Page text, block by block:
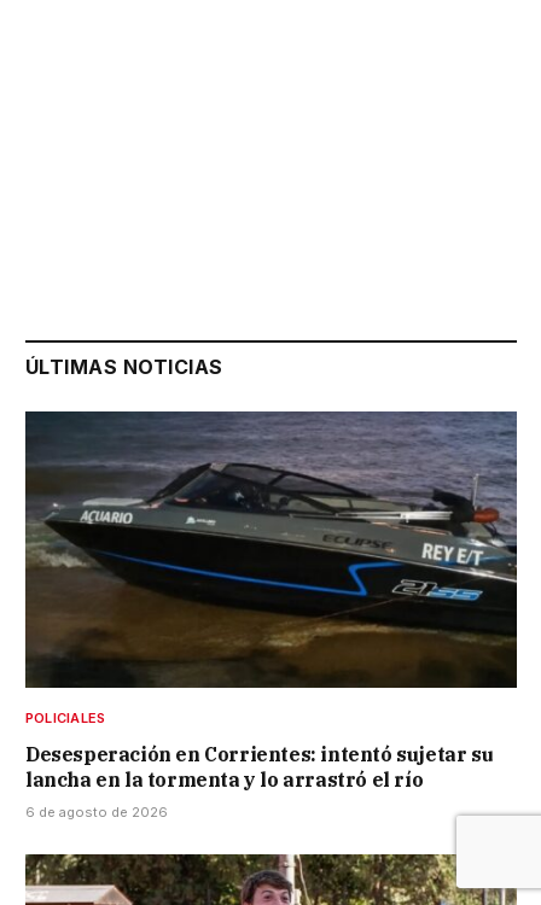
ÚLTIMAS NOTICIAS
POLICIALES
Desesperación en Corrientes: intentó sujetar su
lancha en la tormenta y lo arrastró el río
6 de agosto de 2026